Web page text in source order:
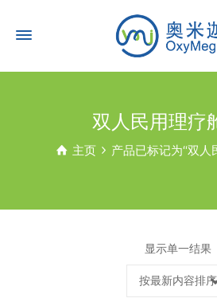
双人民用理疗
主页 产品已标记为“双人
显示单一结果
按最新内容排序